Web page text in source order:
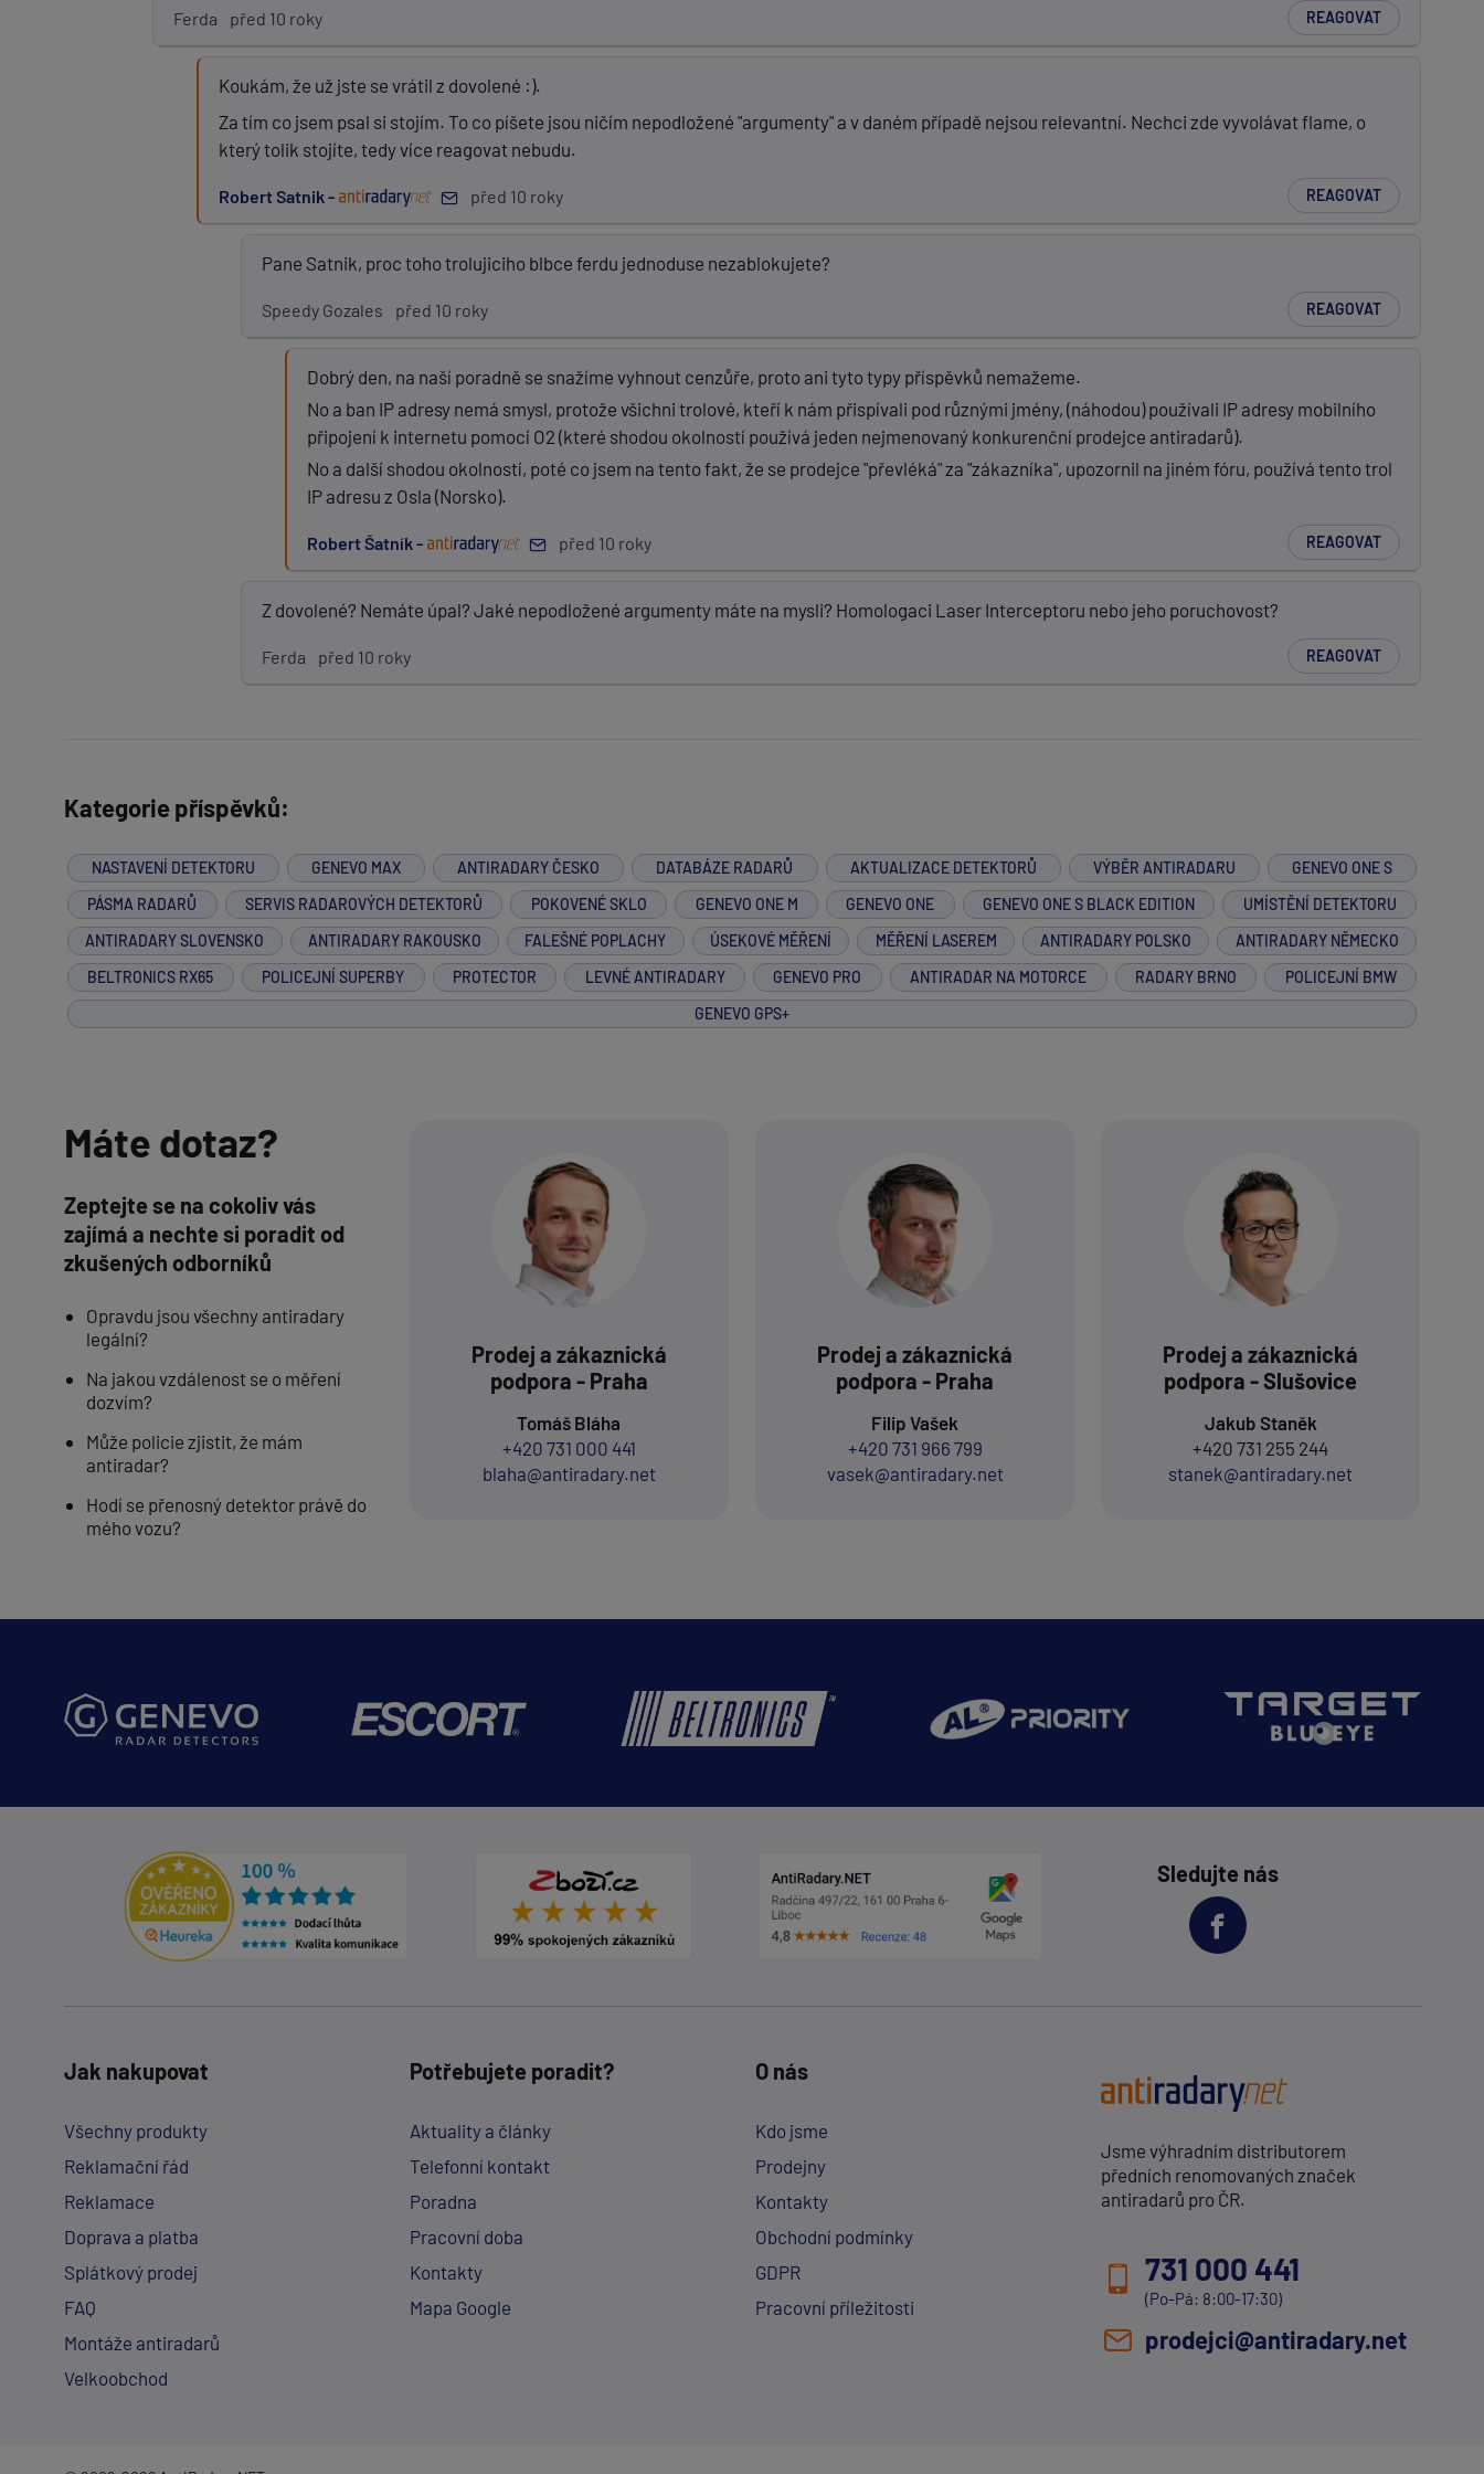
Ferda před 10 roky REAGOVAT
Koukám, že už jste se vrátil z dovolené :).
Za tím co jsem psal si stojím. To co píšete jsou ničím nepodložené "argumenty" a v daném případě nejsou relevantní. Nechci zde vyvolávat flame, o
který tolik stojíte, tedy více reagovat nebudu.
Robert Satnik - před 10 roky REAGOVAT
Pane Satnik, proc toho trolujiciho blbce ferdu jednoduse nezablokujete?
Speedy Gozales před 10 roky REAGOVAT
Dobrý den, na naší poradně se snažíme vyhnout cenzůře, proto ani tyto typy příspěvků nemažeme.
No a ban IP adresy nemá smysl, protože všichni trolové, kteří k nám přispívali pod různými jmény, (náhodou) používali IP adresy mobilního
připojení k internetu pomocí O2 (které shodou okolností používá jeden nejmenovaný konkurenční prodejce antiradarů).
No a další shodou okolností, poté co jsem na tento fakt, že se prodejce "převléká" za "zákazníka", upozornil na jiném fóru, používá tento trol
IP adresu z Osla (Norsko).
Robert Šatník - před 10 roky REAGOVAT
Z dovolené? Nemáte úpal? Jaké nepodložené argumenty máte na mysli? Homologaci Laser Interceptoru nebo jeho poruchovost?
Ferda před 10 roky REAGOVAT
Kategorie příspěvků:
NASTAVENÍ DETEKTORU GENEVO MAX ANTIRADARY ČESKO DATABÁZE RADARŮ AKTUALIZACE DETEKTORŮ VÝBĚR ANTIRADARU
GENEVO ONE S
PÁSMA RADARŮ
SERVIS RADAROVÝCH DETEKTORŮ POKOVENÉ SKLO GENEVO ONE M GENEVO ONE GENEVO ONE S BLACK EDITION
UMÍSTĚNÍ DETEKTORU
ANTIRADARY SLOVENSKO
ANTIRADARY RAKOUSKO FALEŠNÉ POPLACHY ÚSEKOVÉ MĚŘENÍ MĚŘENÍ LASEREM ANTIRADARY POLSKO
ANTIRADARY NĚMECKO
BELTRONICS RX65
POLICEJNÍ SUPERBY PROTECTOR LEVNÉ ANTIRADARY GENEVO PRO ANTIRADAR NA MOTORCE RADARY BRNO
POLICEJNÍ BMW
GENEVO GPS+
Máte dotaz?
Zeptejte se na cokoliv vás
zajímá a nechte si poradit od
zkušených odborníků
Opravdu jsou všechny antiradary
legální?
Na jakou vzdálenost se o měření
dozvím?
Může policie zjistit, že mám
antiradar?
Hodí se přenosný detektor právě do
mého vozu?
Prodej a zákaznická
podpora - Praha
Tomáš Bláha
+420 731 000 441
blaha@antiradary.net
Prodej a zákaznická
podpora - Praha
Filip Vašek
+420 731 966 799
vasek@antiradary.net
Prodej a zákaznická
podpora - Slušovice
Jakub Staněk
+420 731 255 244
stanek@antiradary.net
Sledujte nás
Jak nakupovat
Všechny produkty
Reklamační řád
Reklamace
Doprava a platba
Splátkový prodej
FAQ
Montáže antiradarů
Velkoobchod
Potřebujete poradit?
Aktuality a články
Telefonní kontakt
Poradna
Pracovní doba
Kontakty
Mapa Google
O nás
Kdo jsme
Prodejny
Kontakty
Obchodní podmínky
GDPR
Pracovní příležitosti
Jsme výhradním distributorem
předních renomovaných značek
antiradarů pro ČR.
731 000 441
(Po-Pá: 8:00-17:30)
prodejci@antiradary.net